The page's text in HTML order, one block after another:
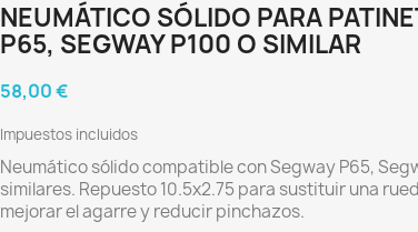
NEUMÁTICO SÓLIDO PARA
P65, SEGWAY P100 O SIMILAR
58,00 €
Impuestos incluidos
Neumático sólido compatible con Segway P65,
similares. Repuesto 10.5x2.75 para sustituir una
mejorar el agarre y reducir pinchazos.